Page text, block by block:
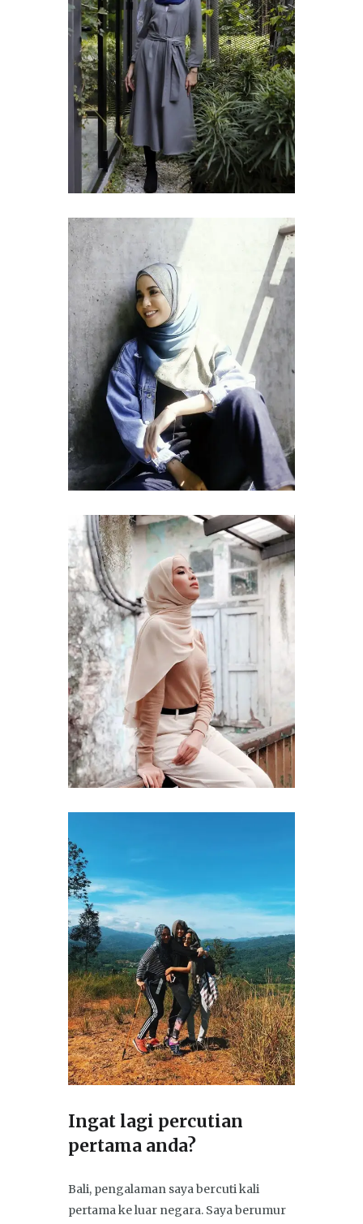
Ingat lagi percutian
pertama anda?
Bali, pengalaman saya bercuti kali
pertama ke luar negara. Saya berumur